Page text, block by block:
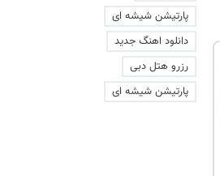
پارتیشن شیشه ای
دانلود اهنگ جدید
رزرو هتل دبی
پارتیشن شیشه ای